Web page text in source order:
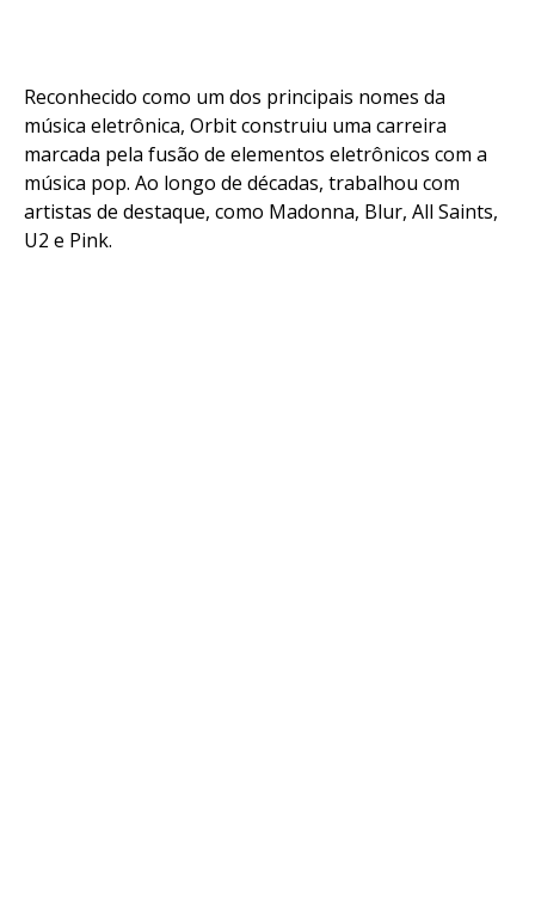
Reconhecido como um dos principais nomes da
música eletrônica, Orbit construiu uma carreira
marcada pela fusão de elementos eletrônicos com a
música pop. Ao longo de décadas, trabalhou com
artistas de destaque, como Madonna, Blur, All Saints,
U2 e Pink.